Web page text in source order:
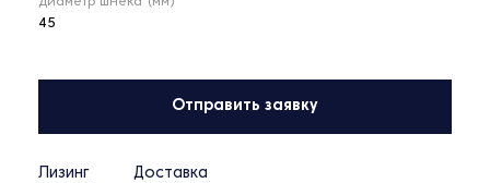
45
Отправить заявку
Лизинг Доставка